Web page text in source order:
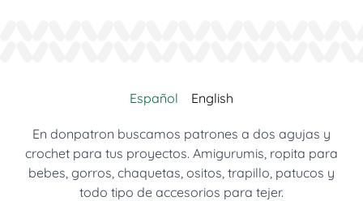
Español English
En donpatron buscamos patrones a dos agujas y
crochet para tus proyectos. Amigurumis, ropita para
bebes, gorros, chaquetas, ositos, trapillo, patucos y
todo tipo de accesorios para tejer.